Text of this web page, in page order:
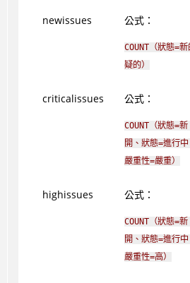
newissues 公式：
COUNT（狀態=
疑的）
criticalissues 公式：
COUNT（狀態=
開、狀態=進行
嚴重性=嚴重）
highissues 公式：
COUNT（狀態=
開、狀態=進行
嚴重性=高）